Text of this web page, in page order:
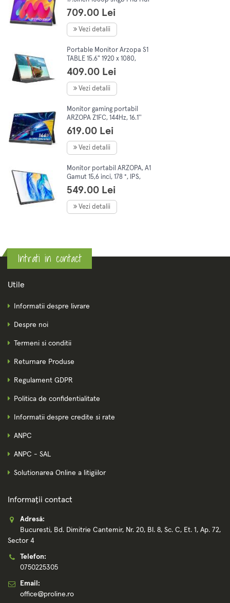
Ips Hdmi Usb C Type C
difuzor dual foarte subtire
709.00 Lei
Vezi detalii
Portable Monitor Arzopa S1
TABLE 15.6" 1920 x 1080,
Negru
409.00 Lei
Vezi detalii
Monitor gaming portabil
ARZOPA Z1FC, 144Hz, 16.1''
FHD 1080P, HDR, USB C/
HDMI, 72% NTSC, Afisaj IPS,
Negru
619.00 Lei
Vezi detalii
Monitor portabil ARZOPA, A1
Gamut 15,6 inci, 178 °, IPS,
HDR, 1920X1080 px, USB C,
HDMI Type-C, Negru
549.00 Lei
Vezi detalii
Intrati in contact
Utile
Informatii despre livrare
Despre noi
Termeni si conditii
Returnare Produse
Regulament GDPR
Politica de confidentialitate
Informatii despre credite si rate
ANPC
ANPC - SAL
Solutionarea Online a litigiilor
Informații contact
Adresă:
Bucuresti, Bd. Dimitrie Cantemir, Nr. 20, Bl. 8, Sc. C, Et. 1, Ap. 72,
Sector 4
Telefon:
0750225305
Email:
office@proline.ro